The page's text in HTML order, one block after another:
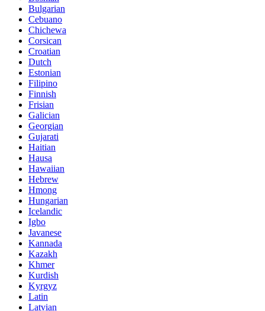
Bulgarian
Cebuano
Chichewa
Corsican
Croatian
Dutch
Estonian
Filipino
Finnish
Frisian
Galician
Georgian
Gujarati
Haitian
Hausa
Hawaiian
Hebrew
Hmong
Hungarian
Icelandic
Igbo
Javanese
Kannada
Kazakh
Khmer
Kurdish
Kyrgyz
Latin
Latvian